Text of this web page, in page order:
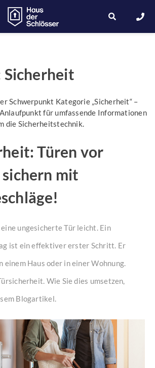
Sicherheit
Schwerpunkt Kategorie „Sicherheit“ –
für umfassende Informationen
die Sicherheitstechnik.
Türen vor
mit
ungesicherte Tür leicht. Ein
ist ein effektiver erster Schritt. Er
einem Haus oder in einer Wohnung.
Wie Sie dies umsetzen,
Blogartikel.